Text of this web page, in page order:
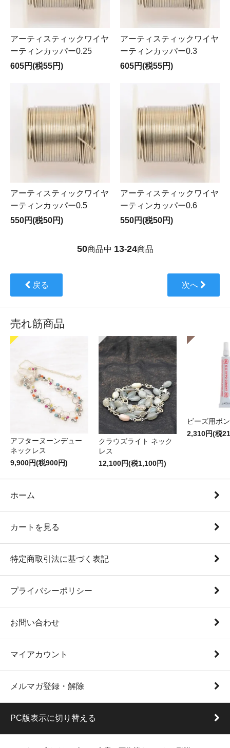
アーティスティックワイヤ
ーティンカッパー0.25
605円(税55円)
アーティスティックワイヤ
ーティンカッパー0.3
605円(税55円)
アーティスティックワイヤ
ーティンカッパー0.5
550円(税50円)
アーティスティックワイヤ
ーティンカッパー0.6
550円(税50円)
50商品中 13-24商品
戻る 次へ
売れ筋商品
アフターヌーンデュー
ネックレス
9,900円(税900円)
クラウズライト ネック
レス
12,100円(税1,100円)
ビーズ用ボ
2,310円(税
ホーム
カートを見る
特定商取引法に基づく表記
プライバシーポリシー
お問い合わせ
マイアカウント
メルマガ登録・解除
PC版表示に切り替える